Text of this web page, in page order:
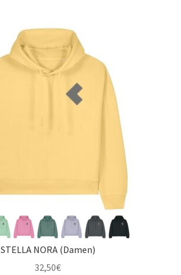
STELLA NORA (Damen)
32,50€